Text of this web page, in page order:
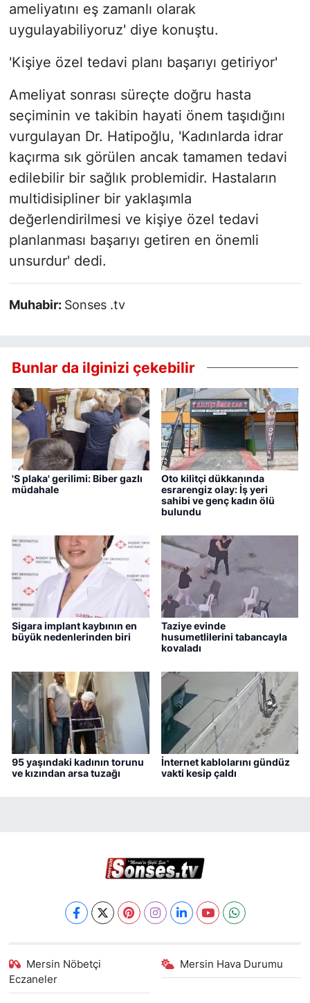
ameliyatını eş zamanlı olarak
uygulayabiliyoruz' diye konuştu.
'Kişiye özel tedavi planı başarıyı getiriyor'
Ameliyat sonrası süreçte doğru hasta
seçiminin ve takibin hayati önem taşıdığını
vurgulayan Dr. Hatipoğlu, 'Kadınlarda idrar
kaçırma sık görülen ancak tamamen tedavi
edilebilir bir sağlık problemidir. Hastaların
multidisipliner bir yaklaşımla
değerlendirilmesi ve kişiye özel tedavi
planlanması başarıyı getiren en önemli
unsurdur' dedi.
Muhabir: Sonses .tv
Bunlar da ilginizi çekebilir
'S plaka' gerilimi: Biber gazlı
müdahale
Oto kilitçi dükkanında
esrarengiz olay: İş yeri
sahibi ve genç kadın ölü
bulundu
Sigara implant kaybının en
büyük nedenlerinden biri
Taziye evinde
husumetlilerini tabancayla
kovaladı
95 yaşındaki kadının torunu
ve kızından arsa tuzağı
İnternet kablolarını gündüz
vakti kesip çaldı
Mersin Nöbetçi
Eczaneler
Mersin Hava Durumu